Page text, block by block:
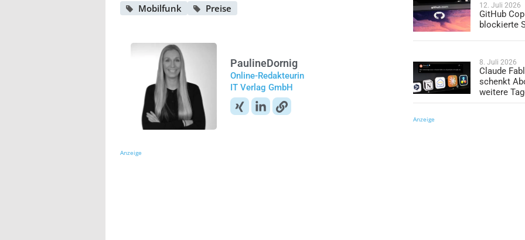
Mobilfunk Preise
PaulineDornig
Online-Redakteurin
IT Verlag GmbH
Anzeige
12. Juli 2026
GitHub
blockierte
8. Juli 2026
Claude
schenkt
weitere
Anzeige